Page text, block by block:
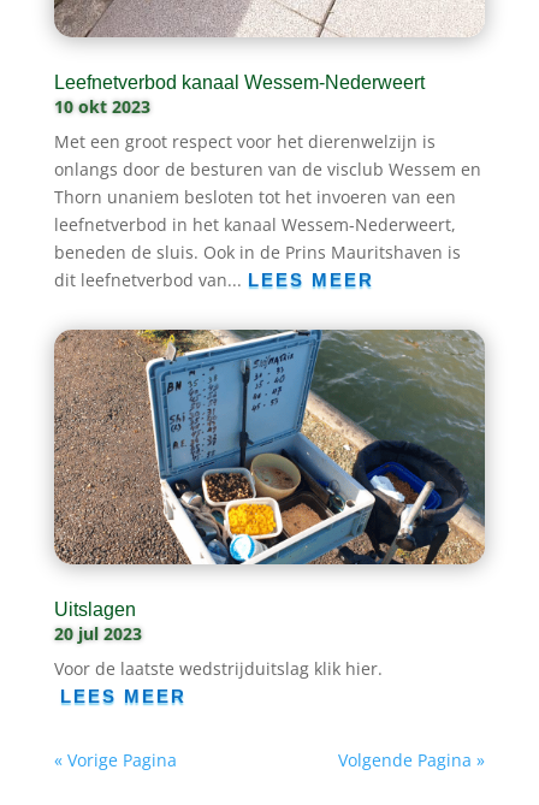
Leefnetverbod kanaal Wessem-Nederweert
10 okt 2023
Met een groot respect voor het dierenwelzijn is
onlangs door de besturen van de visclub Wessem en
Thorn unaniem besloten tot het invoeren van een
leefnetverbod in het kanaal Wessem-Nederweert,
beneden de sluis. Ook in de Prins Mauritshaven is
dit leefnetverbod van... LEES MEER
Uitslagen
20 jul 2023
Voor de laatste wedstrijduitslag klik hier.
LEES MEER
« Vorige Pagina Volgende Pagina »